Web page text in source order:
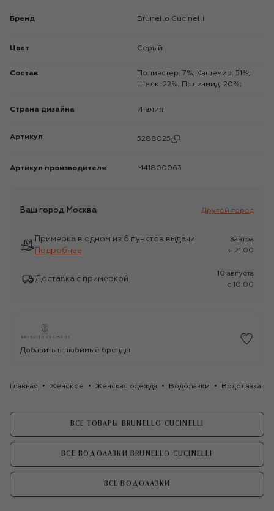
Бренд Brunello Cucinelli
Цвет Серый
Состав
Полиэстер: 7%; Кашемир: 51%;
Шелк: 22%; Полиамид: 20%;
Страна дизайна Италия
Артикул 5288025
Артикул производителя M41800063
Ваш город Москва Другой город
Примерка в одном из 6 пунктов выдачи
Подробнее
Завтра
c 21:00
Доставка с примеркой
10 августа
c 10:00
Добавить в любимые бренды
Главная Женское Женская одежда Водолазки Водолазка
ВСЕ ТОВАРЫ BRUNELLO CUCINELLI
ВСЕ ВОДОЛАЗКИ BRUNELLO CUCINELLI
ВСЕ ВОДОЛАЗКИ